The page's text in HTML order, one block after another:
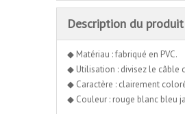
Description du produit
◆ Matériau : fabriqué en PVC.
◆ Utilisation : divisez le câble
◆ Caractère : clairement
◆ Couleur : rouge blanc bleu